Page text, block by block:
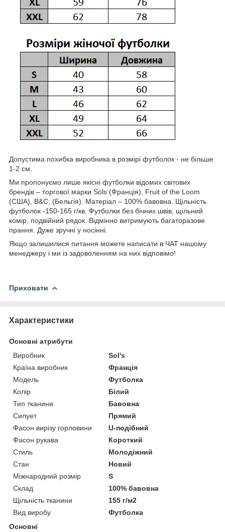
Допустима похибка виробника в розмірі футболок - не більше
1-2 см.
Ми пропонуємо лише якісні футболки відомих світових
брендів – торгової марки Sols (Франція), Fruit of the Loom
(США), B&C; (Бельгія). Матеріал – 100% бавовна. Щільність
футболок -150-165 г/кв. Футболки без бічних швів, щільний
комір, подвійний рядок. Відмінно витримують багаторазове
прання. Дуже зручні у носінні.
Якщо залишилися питання можете написати в ЧАТ нашому
менеджеру і ми із задоволенням на них відповімо!
Приховати
Характеристики
Основні атрибути
Виробник
Sol's
Країна виробник
Франція
Модель
Футболка
Колір
Білий
Тип тканини
Бавовна
Силует
Прямий
Фасон вирізу горловини
U-подібний
Фасон рукава
Короткий
Стиль
Молодіжний
Стан
Новий
Міжнародний розмір
S
Склад
100% бавовна
Щільність тканини
155 г/м2
Вид виробу
Футболка
Основні